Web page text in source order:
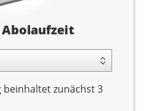
Abolaufzeit
beinhaltet zunächst 3